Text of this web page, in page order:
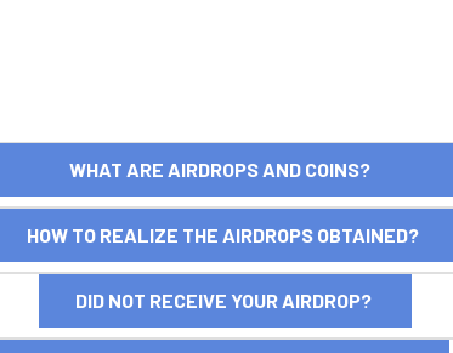
WHAT ARE AIRDROPS AND COINS?
HOW TO REALIZE THE AIRDROPS OBTAINED?
DID NOT RECEIVE YOUR AIRDROP?